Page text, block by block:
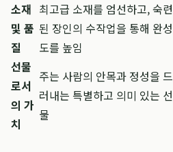
소재
및 품
질
최고급 소재를 엄선하고, 숙련
된 장인의 수작업을 통해 완성
도를 높임
선물
로서
의 가
치
주는 사람의 안목과 정성을 드
러내는 특별하고 의미 있는 선
물